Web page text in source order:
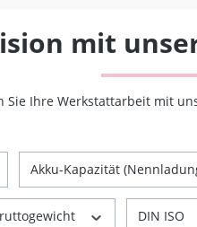
mit
Sie Ihre Werkstattarbeit mit
Akku-Kapazität
DIN ISO